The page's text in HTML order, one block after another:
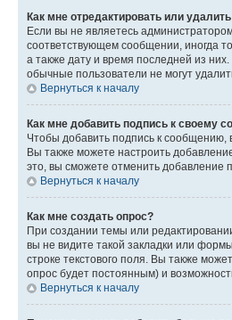
Как мне отредактировать или
Если вы не являетесь
соответствующем сообщении, иногда
а также дату и время последней из
обычные пользователи не могут
Вернуться к началу
Как мне добавить подпись к своему
Чтобы добавить подпись к сообщению,
Вы также можете настроить
это, вы сможете отменить добавление
Вернуться к началу
Как мне создать опрос?
При создании темы или
вы не видите такой закладки или
строке текстового поля. Вы также
опрос будет постоянным) и
Вернуться к началу